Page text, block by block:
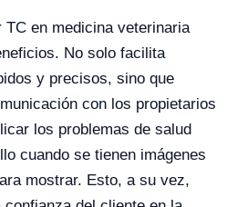
TC en medicina veterinaria
No solo facilita
y precisos, sino que
con los propietarios
los problemas de salud
cuando se tienen imágenes
mostrar. Esto, a su vez,